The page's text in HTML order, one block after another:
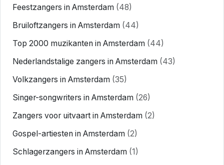
Feestzangers in Amsterdam (48)
Bruiloftzangers in Amsterdam (44)
Top 2000 muzikanten in Amsterdam (44)
Nederlandstalige zangers in Amsterdam (43)
Volkzangers in Amsterdam (35)
Singer-songwriters in Amsterdam (26)
Zangers voor uitvaart in Amsterdam (2)
Gospel-artiesten in Amsterdam (2)
Schlagerzangers in Amsterdam (1)